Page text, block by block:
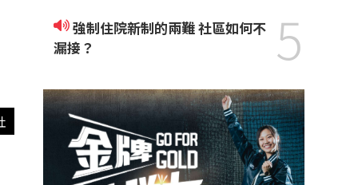
強制住院新制的兩難 社區如何不
漏接？
5